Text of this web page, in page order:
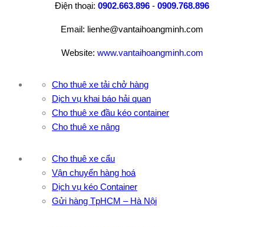
Điện thoại: 0902.663.896 - 0909.768.896
Email: lienhe@vantaihoangminh.com
Website: www.vantaihoangminh.com
Cho thuê xe tải chở hàng
Dịch vụ khai báo hải quan
Cho thuê xe đầu kéo container
Cho thuê xe nâng
Cho thuê xe cẩu
Vận chuyển hàng hoá
Dịch vụ kéo Container
Gửi hàng TpHCM – Hà Nội